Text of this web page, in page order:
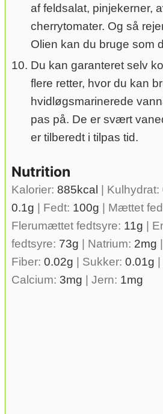
af feldsalat, pinjekerner,
cherrytomater. Og så
Olien kan du bruge som
Du kan garanteret selv
flere retter, hvor du kan
hvidløgsmarinerede
pas på. De er svært
er tilberedt i tilpas tid.
Nutrition
Kalorier: 885kcal | Kulhydrat:
0.1g | Fedt: 100g | Mættet
Flerumættet fedtsyre: 11g |
fedtsyre: 73g | Natrium: 2mg |
Fiber: 0.02g | Sukker: 0.01g |
Calcium: 3mg | Jern: 1mg